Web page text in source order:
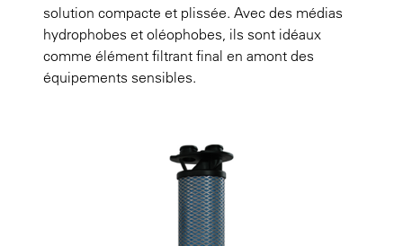
solution compacte et plissée. Avec des médias
hydrophobes et oléophobes, ils sont idéaux
comme élément filtrant final en amont des
équipements sensibles.